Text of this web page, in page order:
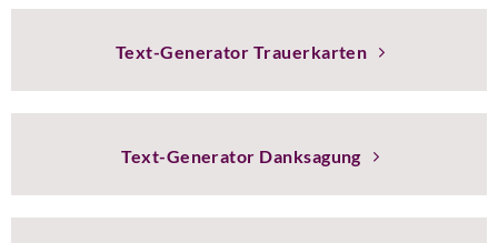
Text-Generator Trauerkarten
Text-Generator Danksagung